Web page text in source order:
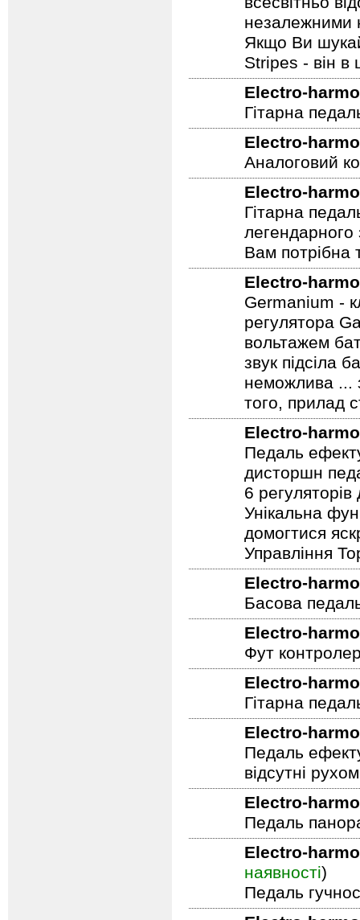
всесвітньо
незалежними
Якщо Ви
Stripes - він в
Electro-
Гітарна
Electro-
Аналоговий
Electro-
Гітарна
Вам потрібна
Electro-
Germanium -
регулятора
вольтажем
звук підсіла
неможлива ...
того, прилад
Electro-
Педаль
дисторшн
6
Унікальна
домогтися
Управління
Electro-
Басова
Electro-
Фут
Electro-
Гітарна
Electro-
Педаль
відсутні
Electro-
Педаль
Electro-
наявності)
Педаль